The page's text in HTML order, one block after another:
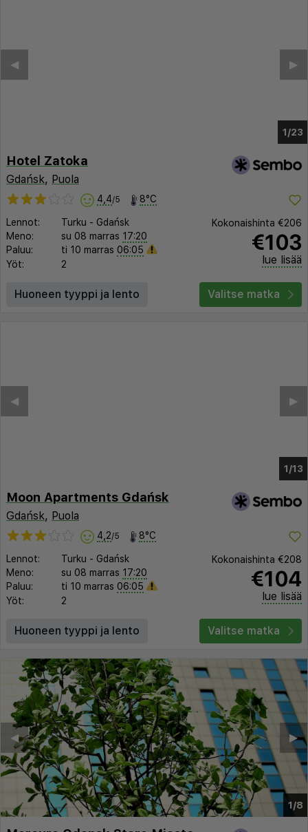
1/18
▶︎
◀︎
Hotel Zatoka
Gdańsk, Puola
4,4/5 8°C
Lennot: Turku - Gdańsk
Meno:
su 08 marras 17:20
Paluu:
ti 10 marras 06:05
Yöt:
2
Kokonaishinta €206
€103
lue lisää
Huoneen tyyppi ja lento Valitse matka
1/6
▶︎
◀︎
Moon Apartments Gdańsk
Gdańsk, Puola
4,2/5 8°C
Lennot: Turku - Gdańsk
Meno:
su 08 marras 17:20
Paluu:
ti 10 marras 06:05
Yöt:
2
Kokonaishinta €208
€104
lue lisää
Huoneen tyyppi ja lento Valitse matka
1/8
▶︎
◀︎